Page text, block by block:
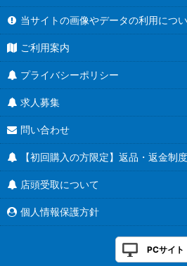
当サイトの画像やデータの利用につ
ご利用案内
プライバシーポリシー
求人募集
問い合わせ
【初回購入の方限定】返品・返金制
店頭受取について
個人情報保護方針
PCサイト